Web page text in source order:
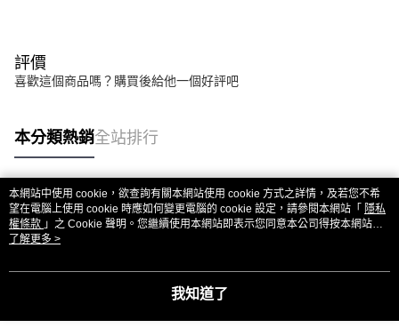
評價
喜歡這個商品嗎？購買後給他一個好評吧
本分類熱銷全站排行
熱門標籤
本網站中使用 cookie，欲查詢有關本網站使用 cookie 方式之詳情，及若您不希
望在電腦上使用 cookie 時應如何變更電腦的 cookie 設定，請參閱本網站「 隱私
權條款 」之 Cookie 聲明。您繼續使用本網站即表示您同意本公司得按本網站使
用條款之 Cookie 聲明使用 cookie。
了解更多 >
我知道了